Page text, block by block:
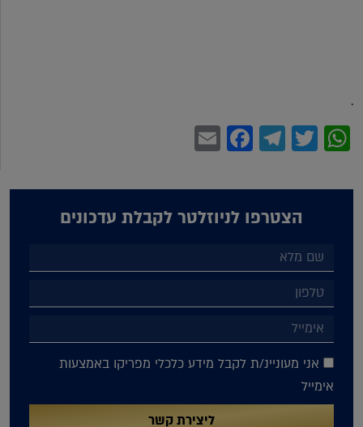
.
WhatsApp
Twitter
Telegram
Facebook
הצטרפו לניוזלטר לקבלת עדכונים
אני מעוניינ/ת לקבל מידע כלכלי מפריקו באמצעות
אימייל
ליצירת קשר